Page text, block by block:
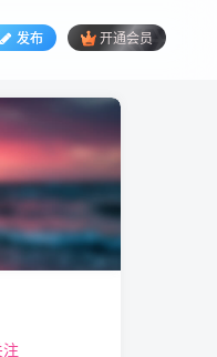
发布 开通会员
变现玩法，感
，手机电脑
￥ 5.9 58
）2026闲鱼
，长期稳定